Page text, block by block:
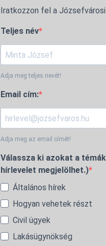
Iratkozzon fel a
Teljes név
Adja meg teljes nevét!
Email cím:
Adja meg az email címét!
Válassza ki azokat a
hírlevelet megjelölhet.)
Általános hírek
Hogyan vehetek részt
Civil ügyek
Lakásügynökség